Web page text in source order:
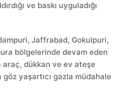
ve baskı uyguladığı
Jaffrabad, Gokulpuri,
bölgelerinde devam eden
araç, dükkan ve ev ateşe
yaşartıcı gazla müdahale